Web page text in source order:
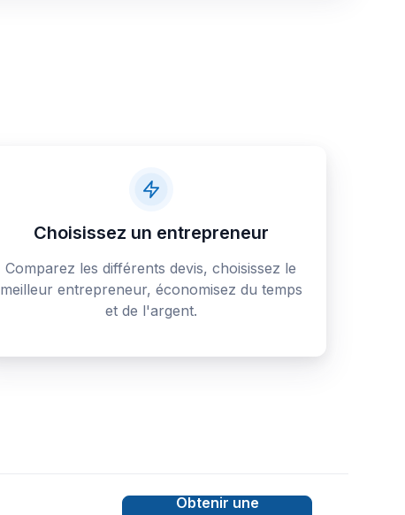
Choisissez un entrepreneur
Comparez les différents devis, choisissez le
meilleur entrepreneur, économisez du temps
et de l'argent.
Obtenir une